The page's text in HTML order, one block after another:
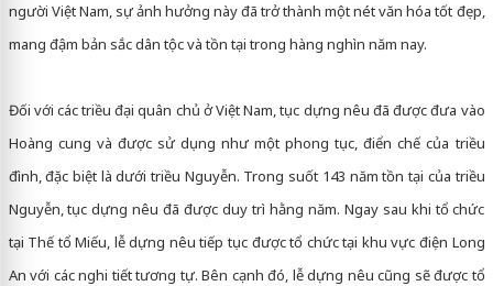
người Việt Nam, sự ảnh hưởng này đã trở thành một nét văn hóa tốt đẹp,
mang đậm bản sắc dân tộc và tồn tại trong hàng nghìn năm nay.
Đối với các triều đại quân chủ ở Việt Nam, tục dựng nêu đã được đưa vào
Hoàng cung và được sử dụng như một phong tục, điển chế của triều
đình, đặc biệt là dưới triều Nguyễn. Trong suốt 143 năm tồn tại của triều
Nguyễn, tục dựng nêu đã được duy trì hằng năm. Ngay sau khi tổ chức
tại Thế tổ Miếu, lễ dựng nêu tiếp tục được tổ chức tại khu vực điện Long
An với các nghi tiết tương tự. Bên cạnh đó, lễ dựng nêu cũng sẽ được tổ